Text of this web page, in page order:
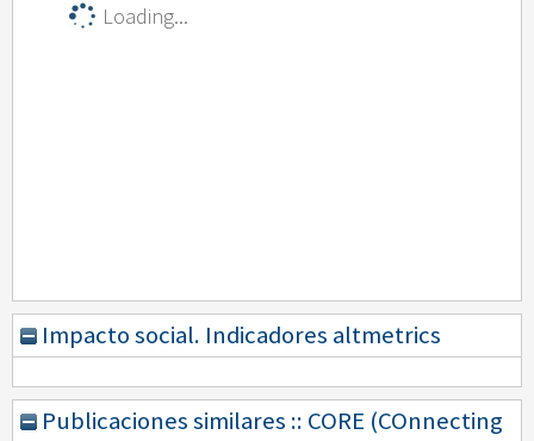
Loading...
Impacto social. Indicadores altmetrics
Publicaciones similares :: CORE (COnnecting